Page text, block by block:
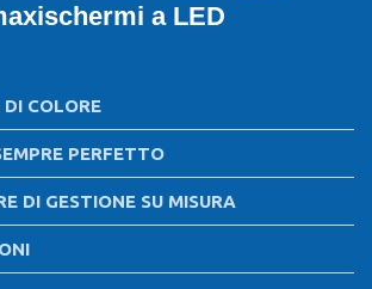
a LED
COLORE
PERFETTO
DI GESTIONE SU MISURA